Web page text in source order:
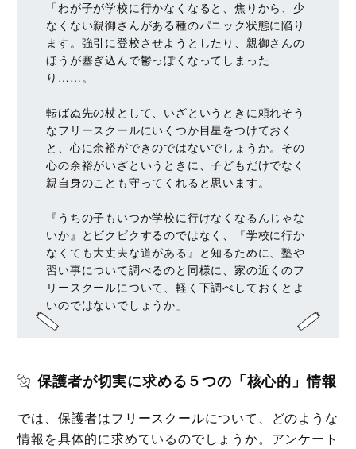
「わが子が学校に行かなくなると、焦りから、少
なくない親御さんがある種のパニック状態に陥り
ます。強引に登校させようとしたり、親御さんの
ほうが塞ぎ込んで鬱っぽくなってしまった
り……。
転ばぬ先の杖として、いざというときに頼れそう
なフリースクールにいくつか目星をつけておく
と、心に余裕ができのではないでしょうか。その
心の余裕がいざというときに、子どもだけでなく
親自身のことも守ってくれると思います。
『うちの子もいつか学校に行けなくなるんじゃな
いか』とビクビクするのではなく、『学校に行か
なくても大丈夫な道がある』と知るために、塾や
習い事について調べるのと同様に、家の近くのフ
リースクールについて、軽く下調べしておくとよ
いのではないでしょうか」
保護者が切実に求める５つの「核心的」情報
では、保護者はフリースクールについて、どのような
情報を具体的に求めているのでしょうか。アンケート